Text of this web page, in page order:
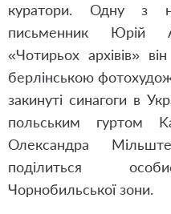
куратори. Одну з
письменник Юрій
«Чотирьох архівів»
берлінською
закинуті синагоги в
польським гуртом
Олександра
поділиться
Чорнобильської зони.